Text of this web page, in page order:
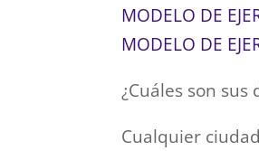
MODELO DE
MODELO DE
¿Cuáles son
Cualquier